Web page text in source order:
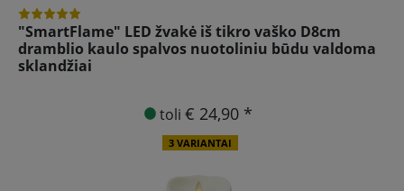
"SmartFlame" LED žvakė iš tikro vaško D8cm
dramblio kaulo spalvos nuotoliniu būdu valdoma
sklandžiai
toli€ 24,90 *
3 VARIANTAI